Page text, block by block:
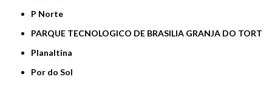
P Norte
PARQUE TECNOLOGICO DE BRASILIA GRANJA DO TORT
Planaltina
Por do Sol